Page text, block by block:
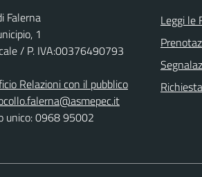
Falerna
1
/ P. IVA:00376490793
Relazioni con il pubblico
unico: 0968 95002
Leggi le